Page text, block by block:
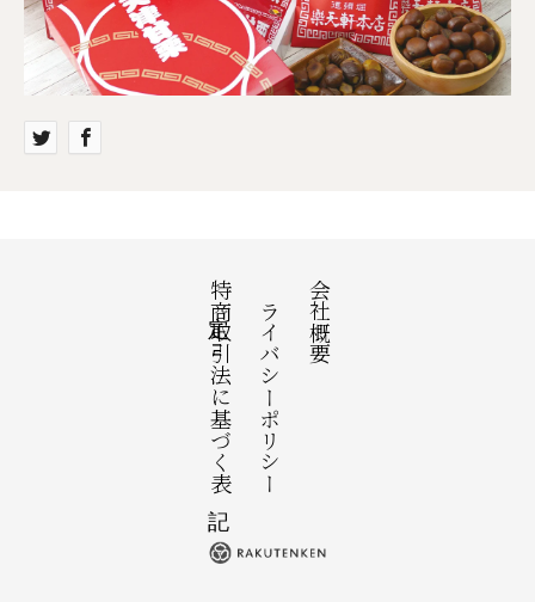
会社概要
プライバシーポリシー
特定商取引法に基づく表記